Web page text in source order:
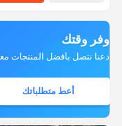
وفر وقتك
دعنا نتصل بأفضل المنتجات
أعط متطلباتك